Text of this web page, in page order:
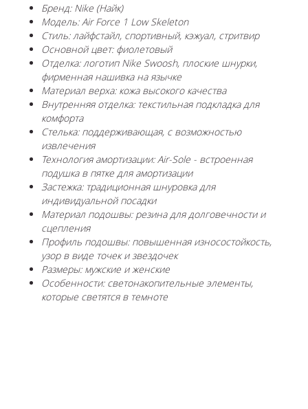
Бренд: Nike (Найк)
Модель: Air Force 1 Low Skeleton
Стиль: лайфстайл, спортивный, кэжуал, стритвир
Основной цвет: фиолетовый
Отделка: логотип Nike Swoosh, плоские шнурки,
фирменная нашивка на язычке
Материал верха: кожа высокого качества
Внутренняя отделка: текстильная подкладка для
комфорта
Стелька: поддерживающая, с возможностью
извлечения
Технология амортизации: Air-Sole - встроенная
подушка в пятке для амортизации
Застежка: традиционная шнуровка для
индивидуальной посадки
Материал подошвы: резина для долговечности и
сцепления
Профиль подошвы: повышенная износостойкость,
узор в виде точек и звездочек
Размеры: мужские и женские
Особенности: светонакопительные элементы,
которые светятся в темноте